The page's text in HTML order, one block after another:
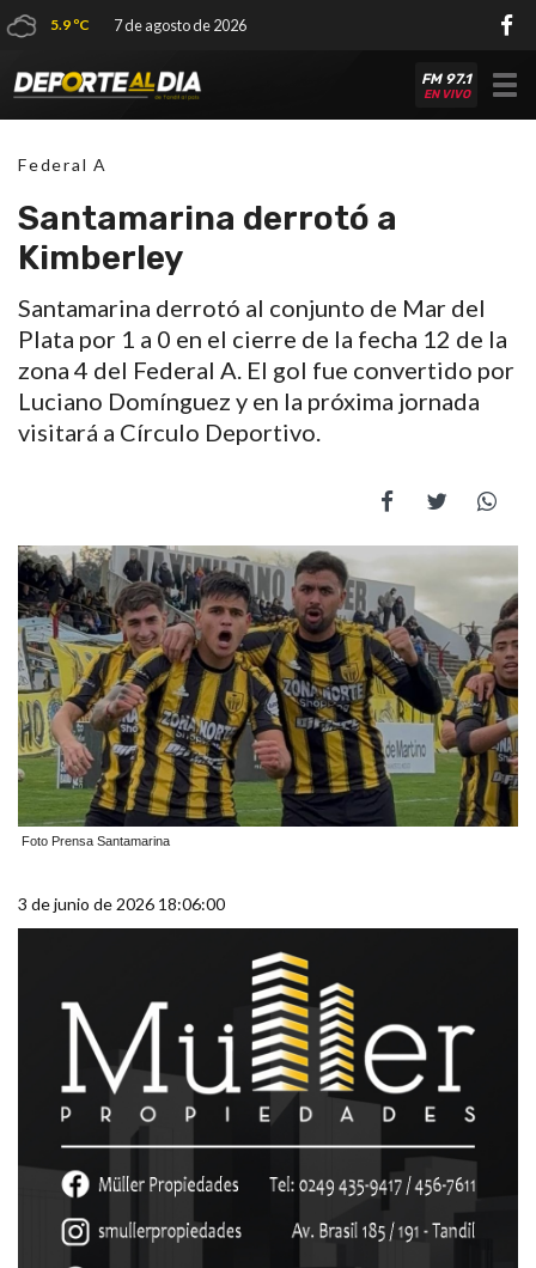
5.9 ºC 7 de agosto de 2026
FM 97.1
EN VIVO
Federal A
Santamarina derrotó a
Kimberley
Santamarina derrotó al conjunto de Mar del
Plata por 1 a 0 en el cierre de la fecha 12 de la
zona 4 del Federal A. El gol fue convertido por
Luciano Domínguez y en la próxima jornada
visitará a Círculo Deportivo.
Foto Prensa Santamarina
3 de junio de 2026 18:06:00